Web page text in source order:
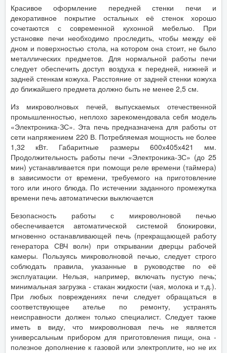
Красивое оформление передней стенки печи и
декоративное покрытие остальных её стенок хорошо
сочетаются с современной кухонной мебелью. При
установке печи необходимо проследить, чтобы между её
дном и поверхностью стола, на котором она стоит, не было
металлических предметов. Для нормальной работы печи
следует обеспечить доступ воздуха к передней, нижней и
задней стенкам кожуха. Расстояние от задней стенки кожуха
до ближайшего предмета должно быть не менее 2,5 см.
Из микроволновых печей, выпускаемых отечественной
промышленностью, неплохо зарекомендовала себя модель
«Электроника-ЗС». Эта печь предназначена для работы от
сети напряжением 220 В. Потребляемая мощность не более
1,32 кВт. Габаритные размеры 600х405х421 мм.
Продолжительность работы печи «Электроника-ЗС» (до 25
мин) устанавливается при помощи реле времени (таймера)
в зависимости от времени, требуемого на приготовление
того или иного блюда. По истечении заданного промежутка
времени печь автоматически выключается
Безопасность работы с микроволновой печью
обеспечивается автоматической системой блокировки,
мгновенно останавливающей печь (прекращающей работу
генератора СВЧ волн) при открывании дверцы рабочей
камеры. Пользуясь микроволновой печью, следует строго
соблюдать правила, указанные в руководстве по её
эксплуатации. Нельзя, например, включать пустую печь;
минимальная загрузка - стакан жидкости (чая, молока и т.д.).
При любых повреждениях печи следует обращаться в
соответствующее ателье по ремонту, устранять
неисправности должен только специалист. Следует также
иметь в виду, что микроволновая печь не является
универсальным прибором для приготовления пищи, она -
полезное дополнение к газовой или электроплите, но не их